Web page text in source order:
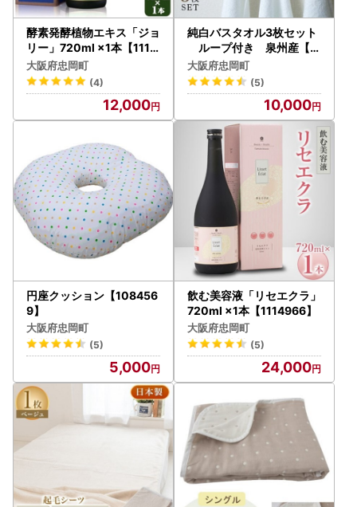
酵素発酵植物エキス「ジョ
リー」720ml ×1本【1114
965】
大阪府忠岡町
(4)
12,000
純白バスタオル3枚セット
ループ付き 泉州産【1
052959】
大阪府忠岡町
(5)
10,000
円座クッション【108456
9】
大阪府忠岡町
(5)
5,000
飲む美容液「リセエクラ」
720ml ×1本【1114966】
大阪府忠岡町
(5)
24,000